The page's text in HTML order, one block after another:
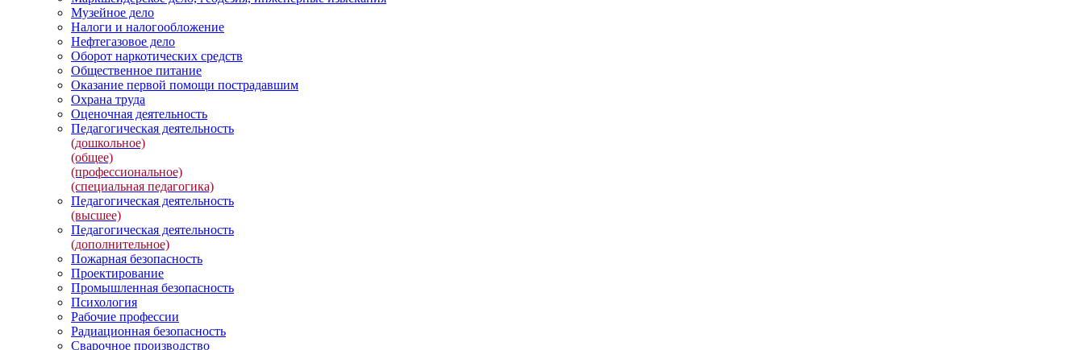
Музейное дело
Налоги и налогообложение
Нефтегазовое дело
Оборот наркотических средств
Общественное питание
Оказание первой помощи пострадавшим
Охрана труда
Оценочная деятельность
Педагогическая деятельность
(дошкольное)
(общее)
(профессиональное)
(специальная педагогика)
Педагогическая деятельность
(высшее)
Педагогическая деятельность
(дополнительное)
Пожарная безопасность
Проектирование
Промышленная безопасность
Психология
Рабочие профессии
Радиационная безопасность
Сварочное производство